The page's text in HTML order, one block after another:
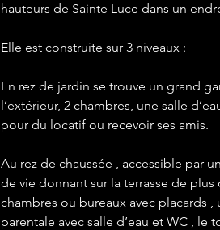
hauteurs de Sainte Luce dans un
Elle est construite sur 3 niveaux :
En rez de jardin se trouve un grand
l’extérieur, 2 chambres, une salle
pour du locatif ou recevoir ses amis.
Au rez de chaussée , accessible par
de vie donnant sur la terrasse de
chambres ou bureaux avec placards
parentale avec salle d’eau et WC ,